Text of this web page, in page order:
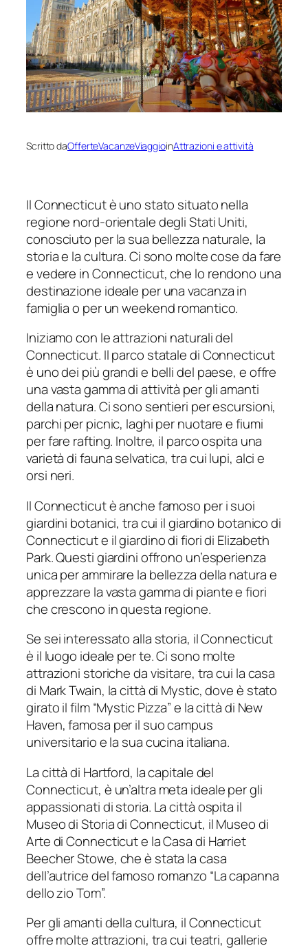
Scritto daOfferteVacanzeViaggioinAttrazioni e attività
Il Connecticut è uno stato situato nella
regione nord-orientale degli Stati Uniti,
conosciuto per la sua bellezza naturale, la
storia e la cultura. Ci sono molte cose da fare
e vedere in Connecticut, che lo rendono una
destinazione ideale per una vacanza in
famiglia o per un weekend romantico.
Iniziamo con le attrazioni naturali del
Connecticut. Il parco statale di Connecticut
è uno dei più grandi e belli del paese, e offre
una vasta gamma di attività per gli amanti
della natura. Ci sono sentieri per escursioni,
parchi per picnic, laghi per nuotare e fiumi
per fare rafting. Inoltre, il parco ospita una
varietà di fauna selvatica, tra cui lupi, alci e
orsi neri.
Il Connecticut è anche famoso per i suoi
giardini botanici, tra cui il giardino botanico di
Connecticut e il giardino di fiori di Elizabeth
Park. Questi giardini offrono un’esperienza
unica per ammirare la bellezza della natura e
apprezzare la vasta gamma di piante e fiori
che crescono in questa regione.
Se sei interessato alla storia, il Connecticut
è il luogo ideale per te. Ci sono molte
attrazioni storiche da visitare, tra cui la casa
di Mark Twain, la città di Mystic, dove è stato
girato il film “Mystic Pizza” e la città di New
Haven, famosa per il suo campus
universitario e la sua cucina italiana.
La città di Hartford, la capitale del
Connecticut, è un’altra meta ideale per gli
appassionati di storia. La città ospita il
Museo di Storia di Connecticut, il Museo di
Arte di Connecticut e la Casa di Harriet
Beecher Stowe, che è stata la casa
dell’autrice del famoso romanzo “La capanna
dello zio Tom”.
Per gli amanti della cultura, il Connecticut
offre molte attrazioni, tra cui teatri, gallerie